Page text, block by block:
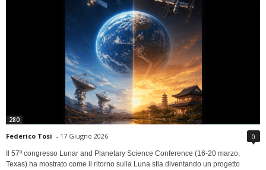
280
Federico Tosi - 17 Giugno 2026 0
Il 57º congresso Lunar and Planetary Science Conference (16-20 marzo,
Texas) ha mostrato come il ritorno sulla Luna stia diventando un progetto